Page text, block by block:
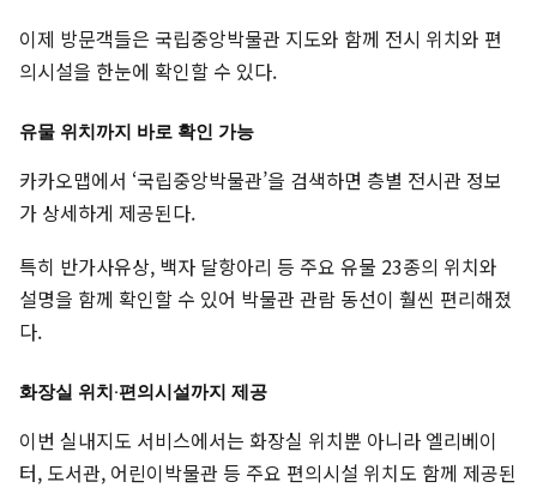
이제 방문객들은 국립중앙박물관 지도와 함께 전시 위치와 편
의시설을 한눈에 확인할 수 있다.
유물 위치까지 바로 확인 가능
카카오맵에서 ‘국립중앙박물관’을 검색하면 층별 전시관 정보
가 상세하게 제공된다.
특히 반가사유상, 백자 달항아리 등 주요 유물 23종의 위치와
설명을 함께 확인할 수 있어 박물관 관람 동선이 훨씬 편리해졌
다.
화장실 위치·편의시설까지 제공
이번 실내지도 서비스에서는 화장실 위치뿐 아니라 엘리베이
터, 도서관, 어린이박물관 등 주요 편의시설 위치도 함께 제공된